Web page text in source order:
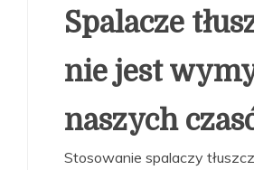
Spalacze
nie jest
naszych
Stosowanie spalaczy